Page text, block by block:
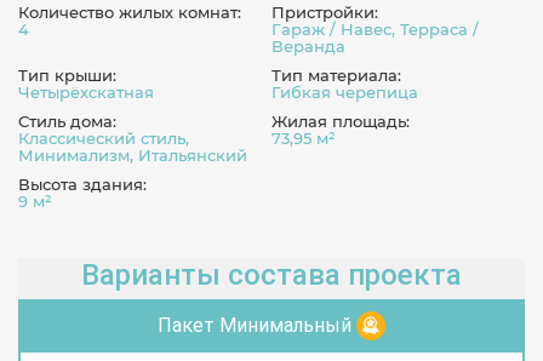
Количество жилых комнат:
4
Пристройки:
Гараж / Навес, Терраса /
Веранда
Тип крыши:
Четырёхскатная
Тип материала:
Гибкая черепица
Стиль дома:
Классический стиль,
Минимализм, Итальянский
Жилая площадь:
73,95 м²
Высота здания:
9 м²
Варианты состава проекта
Пакет Минимальный